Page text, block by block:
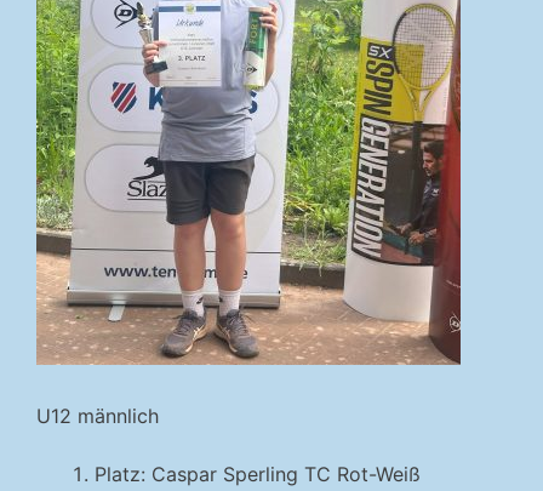
U12 männlich
Platz: Caspar Sperling TC Rot-Weiß